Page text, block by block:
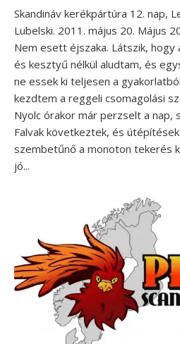
Skandináv kerékpártúra 12. nap,
Lubelski. 2011. május 20. Május
Nem esett éjszaka. Látszik, hogy
és kesztyű nélkül aludtam, és
ne essek ki teljesen a
kezdtem a reggeli csomagolási
Nyolc órakor már perzselt a nap,
Falvak következtek, és
szembetűnő a monoton tekerés
jó...